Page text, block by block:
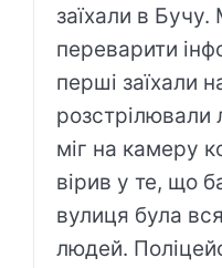
заїхали в Бучу.
переварити
перші заїхали
розстрілювали
міг на камеру
вірив у те, що
вулиця була
людей.